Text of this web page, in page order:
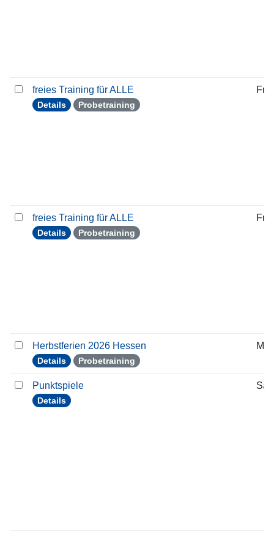
freies Training für ALLE
Details Probetraining
freies Training für ALLE
Details Probetraining
Herbstferien 2026 Hessen
Details Probetraining
Punktspiele
Details